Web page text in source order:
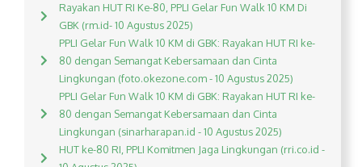
Rayakan HUT RI Ke-80, PPLI Gelar Fun Walk 10 KM Di
GBK (rm.id- 10 Agustus 2025)
PPLI Gelar Fun Walk 10 KM di GBK: Rayakan HUT RI ke-
80 dengan Semangat Kebersamaan dan Cinta
Lingkungan (foto.okezone.com - 10 Agustus 2025)
PPLI Gelar Fun Walk 10 KM di GBK: Rayakan HUT RI ke-
80 dengan Semangat Kebersamaan dan Cinta
Lingkungan (sinarharapan.id - 10 Agustus 2025)
HUT ke-80 RI, PPLI Komitmen Jaga Lingkungan (rri.co.id -